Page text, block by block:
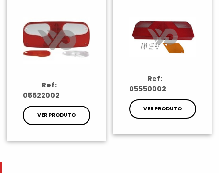
Ref:
05522002
VER PRODUTO
Ref:
05550002
VER PRODUTO